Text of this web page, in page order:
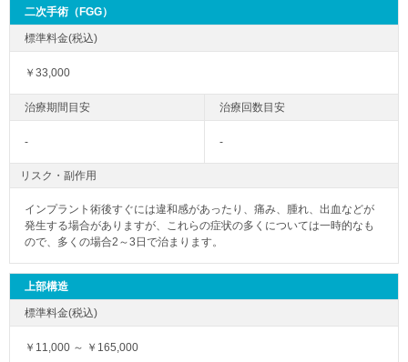
二次手術（FGG）
￥33,000
- -
リスク・副作用
インプラント術後すぐには違和感があったり、痛み、腫れ、出血などが
発生する場合がありますが、これらの症状の多くについては一時的なも
ので、多くの場合2～3日で治まります。
上部構造
￥11,000 ～ ￥165,000